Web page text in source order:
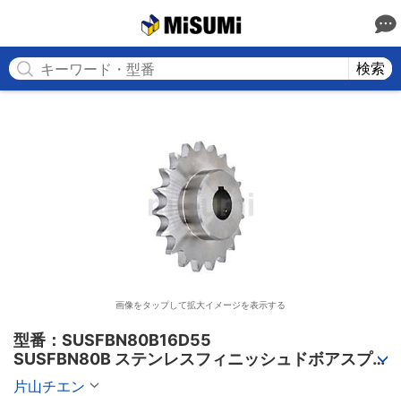
検索
画像をタップして拡大イメージを表示する
型番：SUSFBN80B16D55
SUSFBN80B ステンレスフィニッシュドボアスプ
ロケット
片山チエン